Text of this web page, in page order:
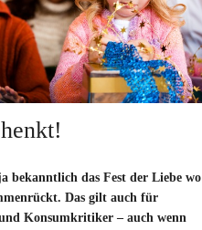
bekanntlich das Fest der Liebe wo
Das gilt auch für
Konsumkritiker – auch wenn